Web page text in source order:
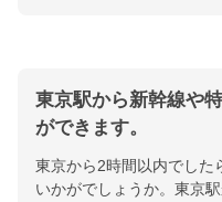
東京駅から新幹線や
ができます。
東京から2時間以内でした
いかがでしょうか。東京